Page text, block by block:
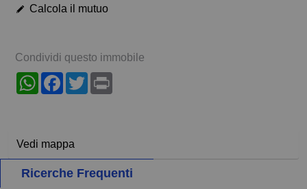
Calcola il mutuo
Condividi questo immobile
WhatsAppFacebook
Twitter
Vedi mappa
Ricerche Frequenti